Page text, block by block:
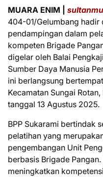
MUARA ENIM | s
404-01/Gelumbang hadir
pendampingan dalam
kompeten Brigade
digelar oleh Balai
Sumber Daya Manusia
ini berlangsung
Kecamatan Sungai
tanggal 13 Agustus 2025.
BPP Sukarami bertindak
pelatihan yang
pengembangan Unit
berbasis Brigade
meningkatkan